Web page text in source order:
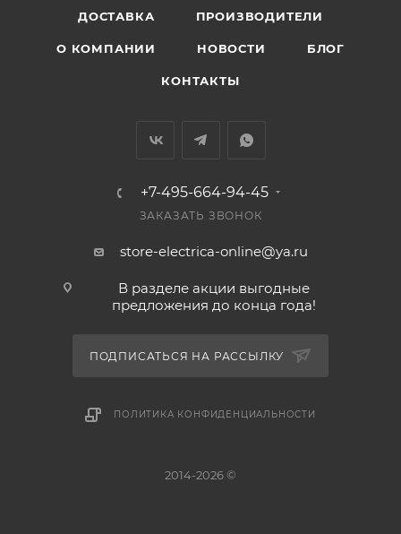
ДОСТАВКА ПРОИЗВОДИТЕЛИ
О КОМПАНИИ НОВОСТИ БЛОГ
КОНТАКТЫ
+7-495-664-94-45
ЗАКАЗАТЬ ЗВОНОК
store-electrica-online@ya.ru
В разделе акции выгодные
предложения до конца года!
ПОДПИСАТЬСЯ НА РАССЫЛКУ
ПОЛИТИКА КОНФИДЕНЦИАЛЬНОСТИ
2014-2026 ©